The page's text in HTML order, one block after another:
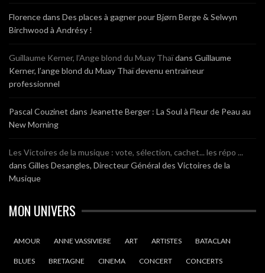
Florencedans Des places à gagner pour Bjørn Berge & Selwyn
Birchwood à Andrésy !
Guillaume Kerner, l’Ange blond du Muay Thaïdans Guillaume
Kerner, l’ange blond du Muay Thaï devenu entraineur
professionnel
Pascal Couzinet dans Jeanette Berger : La Soul à Fleur de Peau au
New Morning
Les Victoires de la musique : vote, sélection, cachet... les répo ...
dans Gilles Desangles, Directeur Général des Victoires de la
Musique
MON UNIVERS
AMOUR ANNE VASSIVIERE ART ARTISTES BATACLAN
BLUES BRETAGNE CINEMA CONCERT CONCERTS